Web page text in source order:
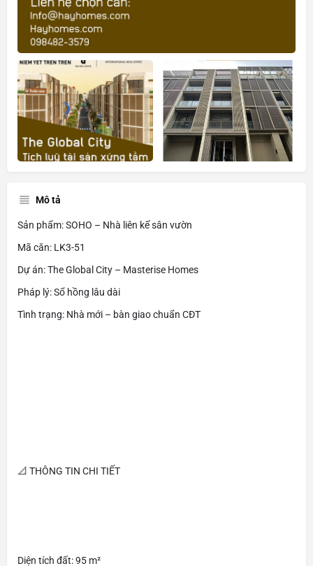
Mô tả
Sản phẩm: SOHO – Nhà liên kế sân vườn
Mã căn: LK3-51
Dự án: The Global City – Masterise Homes
Pháp lý: Sổ hồng lâu dài
Tình trạng: Nhà mới – bàn giao chuẩn CĐT
📐 THÔNG TIN CHI TIẾT
Diện tích đất: 95 m²